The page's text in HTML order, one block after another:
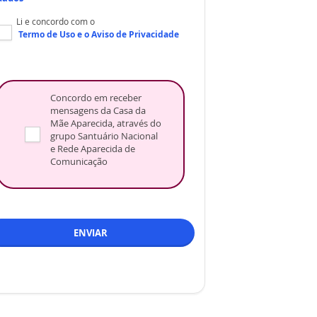
Li e concordo com o
Termo de Usoe oAviso de Privacidade
Concordo em receber
mensagens da Casa da
Mãe Aparecida, através do
grupo Santuário Nacional
e Rede Aparecida de
Comunicação
ENVIAR